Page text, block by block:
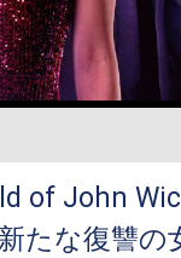
of John
たな復讐の